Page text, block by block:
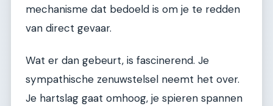
mechanisme dat bedoeld is om je te redden
van direct gevaar.
Wat er dan gebeurt, is fascinerend. Je
sympathische zenuwstelsel neemt het over.
Je hartslag gaat omhoog, je spieren spannen